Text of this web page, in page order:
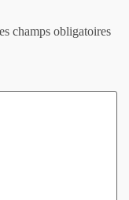
champs obligatoires